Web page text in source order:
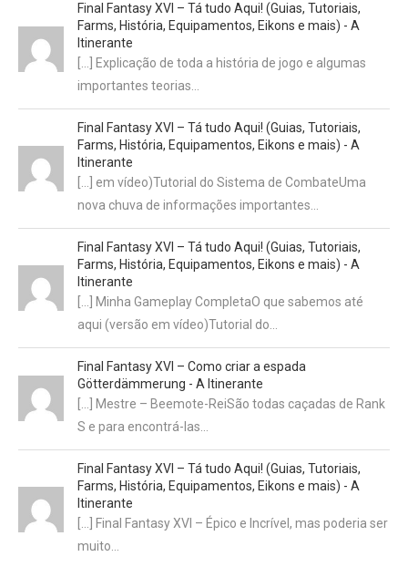
Final Fantasy XVI – Tá tudo Aqui! (Guias, Tutoriais,
Farms, História, Equipamentos, Eikons e mais) - A
Itinerante
[…] Explicação de toda a história de jogo e algumas
importantes teorias…
Final Fantasy XVI – Tá tudo Aqui! (Guias, Tutoriais,
Farms, História, Equipamentos, Eikons e mais) - A
Itinerante
[…] em vídeo)Tutorial do Sistema de CombateUma
nova chuva de informações importantes…
Final Fantasy XVI – Tá tudo Aqui! (Guias, Tutoriais,
Farms, História, Equipamentos, Eikons e mais) - A
Itinerante
[…] Minha Gameplay CompletaO que sabemos até
aqui (versão em vídeo)Tutorial do…
Final Fantasy XVI – Como criar a espada
Götterdämmerung - A Itinerante
[…] Mestre – Beemote-ReiSão todas caçadas de Rank
S e para encontrá-las…
Final Fantasy XVI – Tá tudo Aqui! (Guias, Tutoriais,
Farms, História, Equipamentos, Eikons e mais) - A
Itinerante
[…] Final Fantasy XVI – Épico e Incrível, mas poderia ser
muito…